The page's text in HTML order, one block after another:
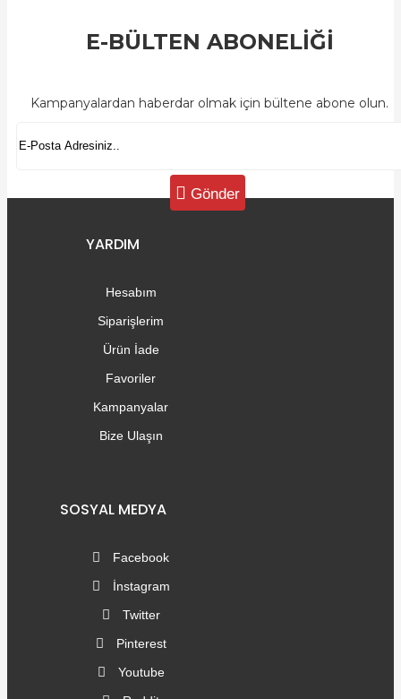
E-BÜLTEN ABONELİĞİ
Kampanyalardan haberdar olmak için bültene abone olun.
Gönder
YARDIM
Hesabım
Siparişlerim
Ürün İade
Favoriler
Kampanyalar
Bize Ulaşın
SOSYAL MEDYA
Facebook
İnstagram
Twitter
Pinterest
Youtube